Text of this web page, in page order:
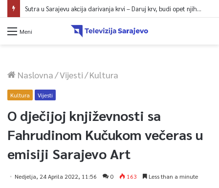
Sutra u Sarajevu akcija darivanja krvi – Daruj krv, budi opet njihov heroj
Meni
Naslovna/Vijesti/Kultura
Kultura Vijesti
O dječijoj književnosti sa
Fahrudinom Kučukom večeras u
emisiji Sarajevo Art
Nedjelja, 24 Aprila 2022, 11:56 0 163 Less than a minute